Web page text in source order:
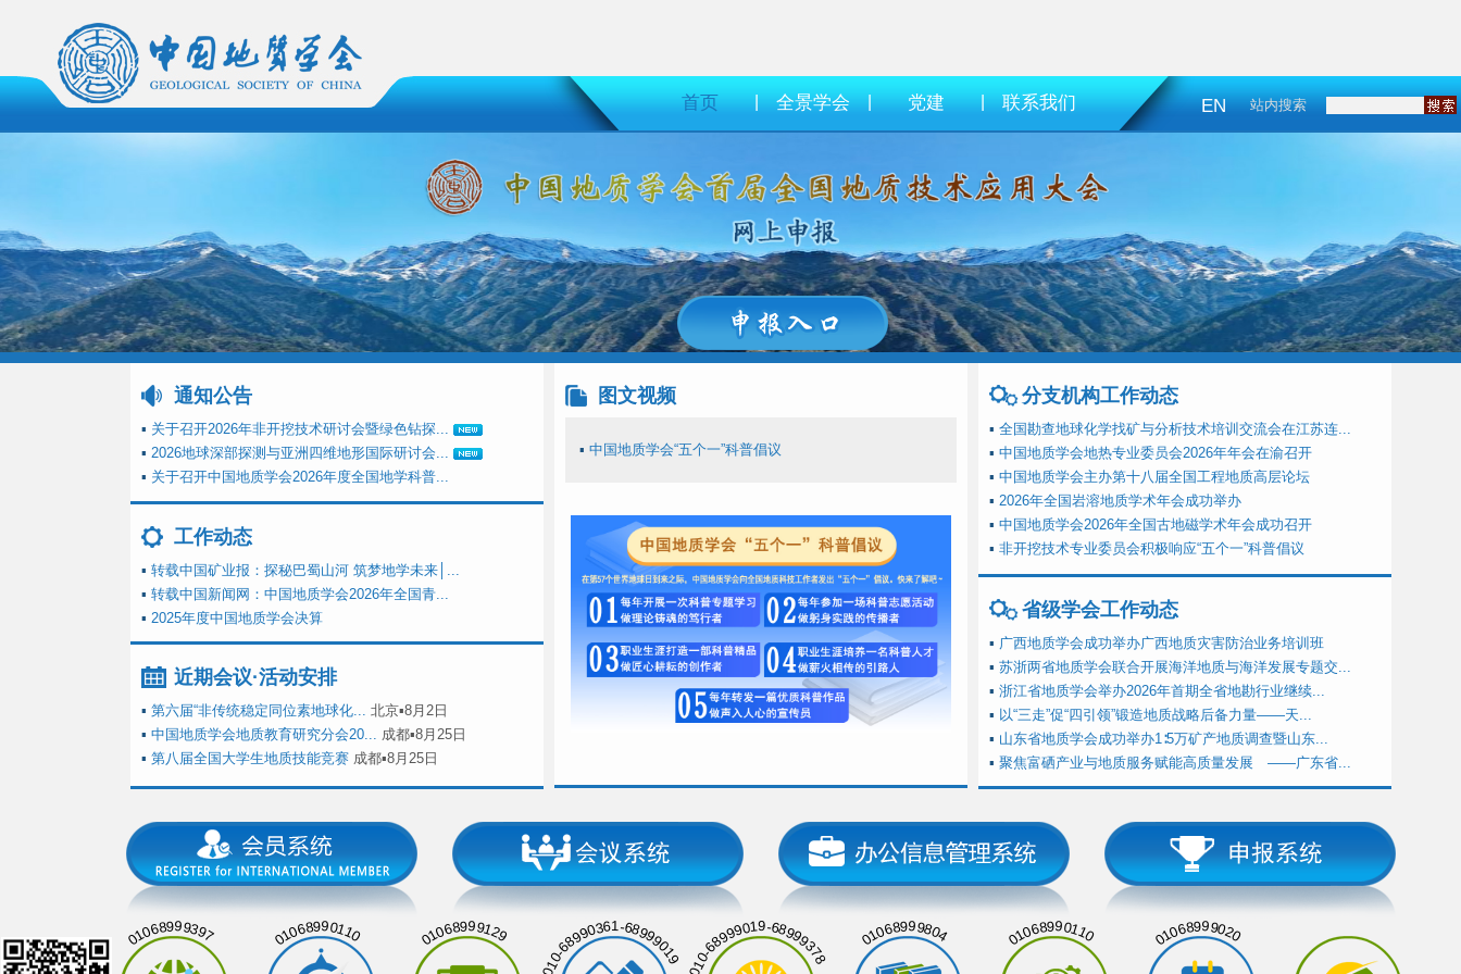
首页 | 全景学会 | 党建 | 联系我们 EN 站内搜索
通知公告
▪ 关于召开2026年非开挖技术研讨会暨绿色钻探...
▪ 2026地球深部探测与亚洲四维地形国际研讨会...
▪ 关于召开中国地质学会2026年度全国地学科普...
工作动态
▪ 转载中国矿业报：探秘巴蜀山河 筑梦地学未来│...
▪ 转载中国新闻网：中国地质学会2026年全国青...
▪ 2025年度中国地质学会决算
近期会议·活动安排
▪ 第六届“非传统稳定同位素地球化... 北京▪8月2日
▪ 中国地质学会地质教育研究分会20... 成都▪8月25日
▪ 第八届全国大学生地质技能竞赛 成都▪8月25日
图文视频
▪ 中国地质学会“五个一”科普倡议
分支机构工作动态
▪ 全国勘查地球化学找矿与分析技术培训交流会在江苏连...
▪ 中国地质学会地热专业委员会2026年年会在渝召开
▪ 中国地质学会主办第十八届全国工程地质高层论坛
▪ 2026年全国岩溶地质学术年会成功举办
▪ 中国地质学会2026年全国古地磁学术年会成功召开
▪ 非开挖技术专业委员会积极响应“五个一”科普倡议
省级学会工作动态
▪ 广西地质学会成功举办广西地质灾害防治业务培训班
▪ 苏浙两省地质学会联合开展海洋地质与海洋发展专题交...
▪ 浙江省地质学会举办2026年首期全省地勘行业继续...
▪ 以“三走”促“四引领”锻造地质战略后备力量——天...
▪ 山东省地质学会成功举办1∶5万矿产地质调查暨山东...
▪ 聚焦富硒产业与地质服务赋能高质量发展 ——广东省...
01068999397 01068990110 01068999129 010-68990361-68999019 010-68999019-68999378 01068999804 01068990110 01068999020